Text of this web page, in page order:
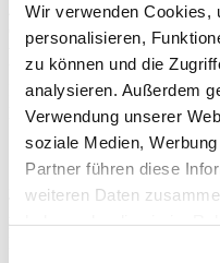
Wir verwenden Cookies,
personalisieren,
zu können und die
analysieren. Außerdem
Verwendung unserer
soziale Medien,
Partner führen diese
weiteren Daten
40 großformatige Fotografien
Ottawa und Oliver Meckes
verborgene Welt unter dem
beeindruckend waren die
Insekten vor und nach der
plastisch inszenierte
Zur Ausstellung gab es auch
Tiere, die ihr Verhalten selbst
haben ein Mitarbeiter und